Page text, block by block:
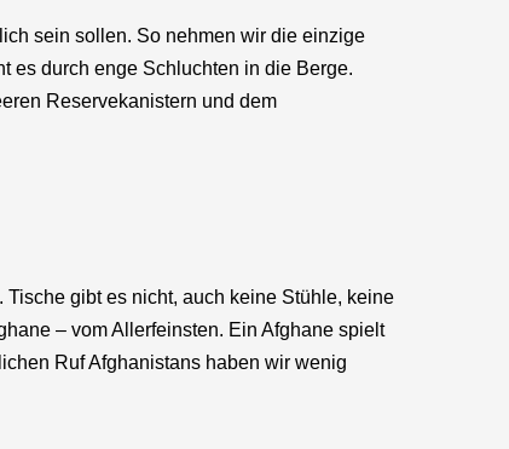
sein sollen. So nehmen wir die einzige
es durch enge Schluchten in die Berge.
Reservekanistern und dem
gibt es nicht, auch keine Stühle, keine
– vom Allerfeinsten. Ein Afghane spielt
Ruf Afghanistans haben wir wenig